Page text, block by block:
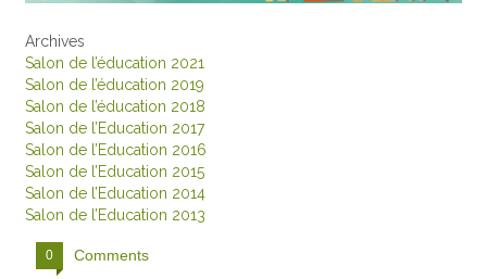
Archives
Salon de l’éducation 2021
Salon de l’éducation 2019
Salon de l’éducation 2018
Salon de l’Education 2017
Salon de l’Education 2016
Salon de l’Education 2015
Salon de l’Education 2014
Salon de l’Education 2013
0 Comments